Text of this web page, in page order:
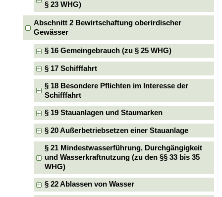
§ 23 WHG)
Abschnitt 2 Bewirtschaftung oberirdischer
Gewässer
§ 16 Gemeingebrauch (zu § 25 WHG)
§ 17 Schifffahrt
§ 18 Besondere Pflichten im Interesse der
Schifffahrt
§ 19 Stauanlagen und Staumarken
§ 20 Außerbetriebsetzen einer Stauanlage
§ 21 Mindestwasserführung, Durchgängigkeit
und Wasserkraftnutzung (zu den §§ 33 bis 35
WHG)
§ 22 Ablassen von Wasser